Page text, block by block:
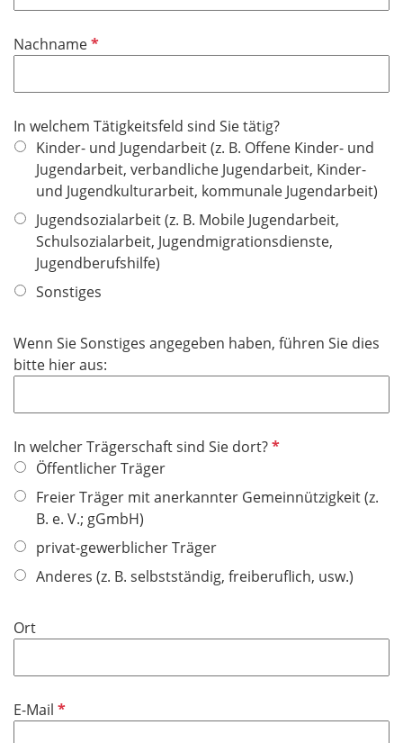
c
t
e
l
d
NachnameP
c
h
t
f
e
l
d
In welchem Tätigkeitsfeld sind Sie tätig?
Kinder- und Jugendarbeit (z. B. Offene Kinder- und
Jugendarbeit, verbandliche Jugendarbeit, Kinder-
und Jugendkulturarbeit, kommunale Jugendarbeit)
Jugendsozialarbeit (z. B. Mobile Jugendarbeit,
Schulsozialarbeit, Jugendmigrationsdienste,
Jugendberufshilfe)
Sonstiges
Wenn Sie Sonstiges angegeben haben, führen Sie dies
bitte hier aus:
In welcher Trägerschaft sind Sie dort?P
t
l
Öffentlicher Träger
Freier Träger mit anerkannter Gemeinnützigkeit (z.
B. e. V.; gGmbH)
privat-gewerblicher Träger
Anderes (z. B. selbstständig, freiberuflich, usw.)
Ort
E-Mail P